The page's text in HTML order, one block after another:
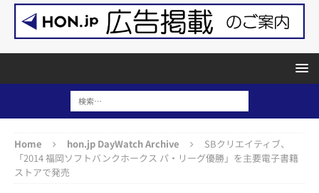
Home hon.jp DayWatch Archive
SBクリエイティブ、
「2014 福岡ソフトバンクホークス パ・リーグ優勝」を主要電子書籍
ストアで発売